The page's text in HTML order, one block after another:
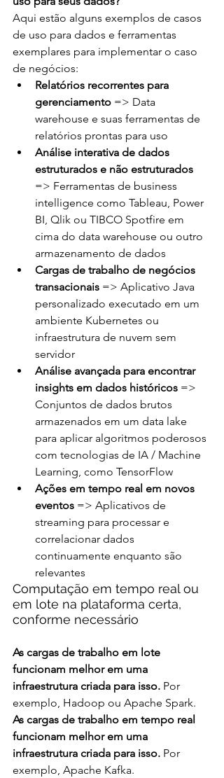
Aqui estão alguns exemplos de casos
de uso para dados e ferramentas
exemplares para implementar o caso
de negócios:
Relatórios recorrentes para
gerenciamento => Data
warehouse e suas ferramentas de
relatórios prontas para uso
Análise interativa de dados
estruturados e não estruturados
=> Ferramentas de business
intelligence como Tableau, Power
BI, Qlik ou TIBCO Spotfire em
cima do data warehouse ou outro
armazenamento de dados
Cargas de trabalho de negócios
transacionais => Aplicativo Java
personalizado executado em um
ambiente Kubernetes ou
infraestrutura de nuvem sem
servidor
Análise avançada para encontrar
insights em dados históricos =>
Conjuntos de dados brutos
armazenados em um data lake
para aplicar algoritmos poderosos
com tecnologias de IA / Machine
Learning, como TensorFlow
Ações em tempo real em novos
eventos => Aplicativos de
streaming para processar e
correlacionar dados
continuamente enquanto são
relevantes
Computação em tempo real ou
em lote na plataforma certa,
conforme necessário
As cargas de trabalho em lote
funcionam melhor em uma
infraestrutura criada para isso. Por
exemplo, Hadoop ou Apache Spark.
As cargas de trabalho em tempo real
funcionam melhor em uma
infraestrutura criada para isso. Por
exemplo, Apache Kafka.